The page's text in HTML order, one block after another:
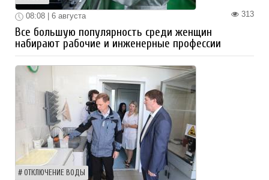
313
08:08 | 6 августа
Все большую популярность среди женщин
набирают рабочие и инженерные профессии
ОТКЛЮЧЕНИЕ ВОДЫ